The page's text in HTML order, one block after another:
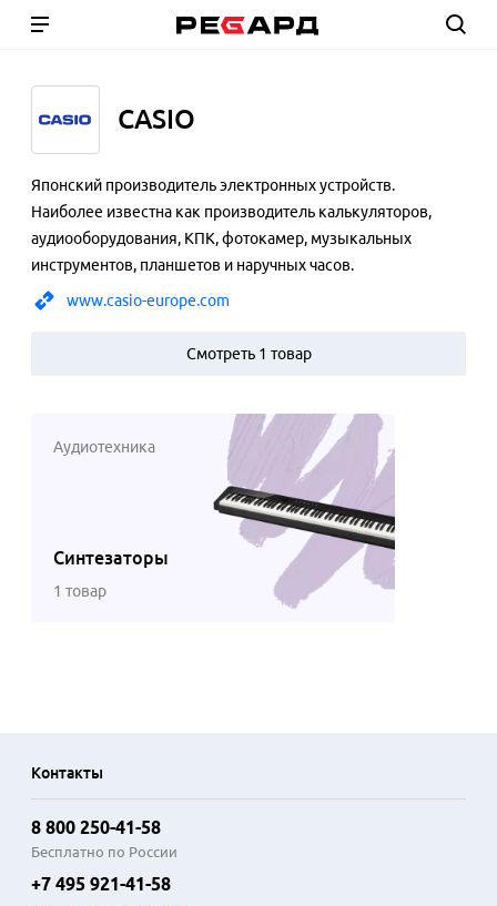
CASIO
Японский производитель электронных устройств.
Наиболее известна как производитель калькуляторов,
аудиооборудования, КПК, фотокамер, музыкальных
инструментов, планшетов и наручных часов.
Смотреть 1 товар
www.casio-europe.com
Аудиотехника
Синтезаторы
1 товар
Контакты
8 800 250-41-58
Бесплатно по России
+7 495 921-41-58